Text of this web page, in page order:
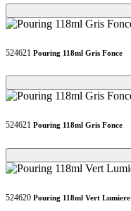
Loading...
Loading...
524621 Pouring 118ml Gris Fonce
Loading...
Loading...
524621 Pouring 118ml Gris Fonce
Loading...
Loading...
524620 Pouring 118ml Vert Lumiere